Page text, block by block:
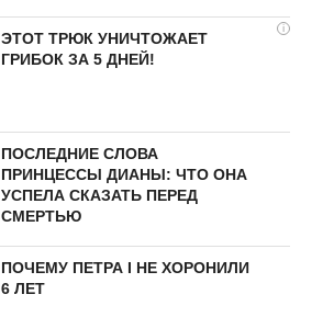
i
ЭТОТ ТРЮК УНИЧТОЖАЕТ
ГРИБОК ЗА 5 ДНЕЙ!
ПОСЛЕДНИЕ СЛОВА
ПРИНЦЕССЫ ДИАНЫ: ЧТО ОНА
УСПЕЛА СКАЗАТЬ ПЕРЕД
СМЕРТЬЮ
ПОЧЕМУ ПЕТРА I НЕ ХОРОНИЛИ
6 ЛЕТ